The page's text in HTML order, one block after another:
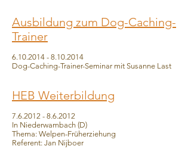
Ausbildung zum Dog-Caching-
Trainer
6.10.2014 - 8.10.2014
Dog-Caching-Trainer-Seminar mit Susanne Last
HEB Weiterbildung
7.6.2012 - 8.6.2012
In Niederwambach (D)
Thema: Welpen-Früherziehung
Referent: Jan Nijboer